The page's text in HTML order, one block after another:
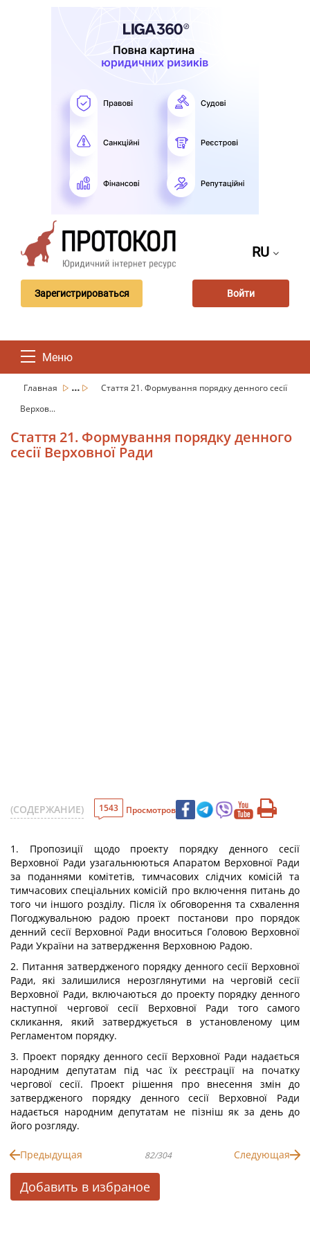
RU
Зарегистрироваться Войти
Меню
Главная ...
Стаття 21. Формування порядку денного сесії
Верхов...
Стаття 21. Формування порядку денного
сесії Верховної Ради
(СОДЕРЖАНИЕ) 1543 Просмотров
1. Пропозиції щодо проекту порядку денного сесії
Верховної Ради узагальнюються Апаратом Верховної Ради
за поданнями комітетів, тимчасових слідчих комісій та
тимчасових спеціальних комісій про включення питань до
того чи іншого розділу. Після їх обговорення та схвалення
Погоджувальною радою проект постанови про порядок
денний сесії Верховної Ради вноситься Головою Верховної
Ради України на затвердження Верховною Радою.
2. Питання затвердженого порядку денного сесії Верховної
Ради, які залишилися нерозглянутими на черговій сесії
Верховної Ради, включаються до проекту порядку денного
наступної чергової сесії Верховної Ради того самого
скликання, який затверджується в установленому цим
Регламентом порядку.
3. Проект порядку денного сесії Верховної Ради надається
народним депутатам під час їх реєстрації на початку
чергової сесії. Проект рішення про внесення змін до
затвердженого порядку денного сесії Верховної Ради
надається народним депутатам не пізніш як за день до
його розгляду.
Предыдущая 82/304 Следующая
Добавить в избраное